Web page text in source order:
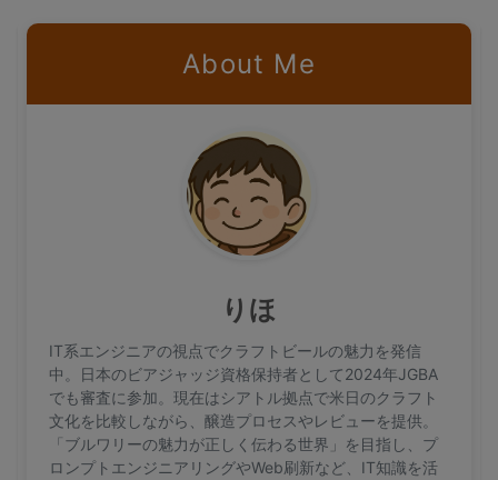
About Me
りほ
IT系エンジニアの視点でクラフトビールの魅力を発信
中。日本のビアジャッジ資格保持者として2024年JGBA
でも審査に参加。現在はシアトル拠点で米日のクラフト
文化を比較しながら、醸造プロセスやレビューを提供。
「ブルワリーの魅力が正しく伝わる世界」を目指し、プ
ロンプトエンジニアリングやWeb刷新など、IT知識を活